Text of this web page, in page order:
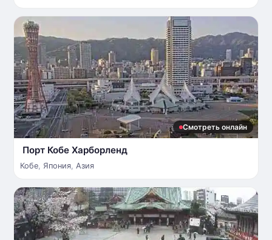
Смотреть онлайн
Порт Кобе Харборленд
Кобе, Япония, Азия